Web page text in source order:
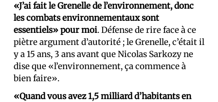
«J’ai fait le Grenelle de l’environnement, donc
les combats environnementaux sont
essentiels» pour moi. Défense de rire face à ce
piètre argument d’autorité ; le Grenelle, c’était il
y a 15 ans, 3 ans avant que Nicolas Sarkozy ne
dise que «l’environnement, ça commence à
bien faire».
«Quand vous avez 1,5 milliard d’habitants en